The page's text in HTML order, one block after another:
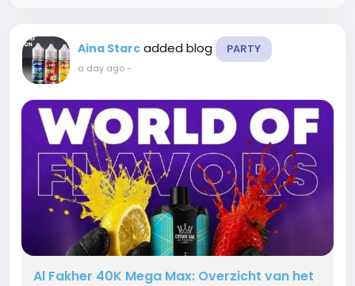
Aina Starc added blog PARTY
a day ago-
Al Fakher 40K Mega Max: Overzicht van het